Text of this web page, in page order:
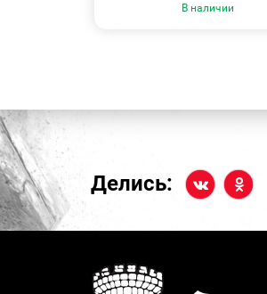
В наличии
Делись: